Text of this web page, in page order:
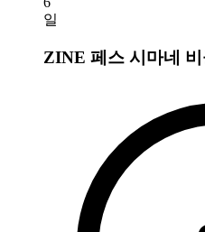
일
ZINE 페스 시마네